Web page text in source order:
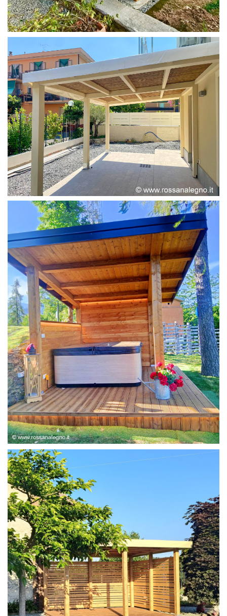
PERGOLA 4X3
PERGOLA ADOSSATA
STRUTTURA ABETE LAMELLARE, RIVESTIMENTO IN
LARICE,